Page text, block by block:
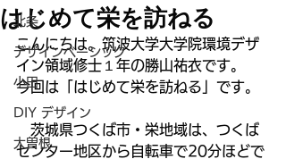
北条
デザインベーシック
小田
DIY デザイン
大曽根
はじめて栄を訪ねる
こんにちは。筑波大学大学院環境デザ
イン領域修士１年の勝山祐衣です。
今回は「はじめて栄を訪ねる」です。
茨城県つくば市・栄地域は、つくば
センター地区から自転車で20分ほどで